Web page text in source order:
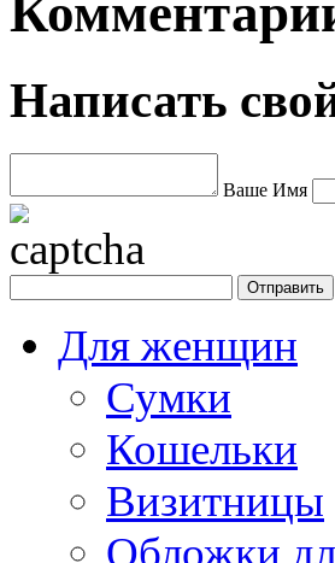
Написать
Ваше Имя
Для женщин
Сумки
Кошельки
Визитницы
Обложки